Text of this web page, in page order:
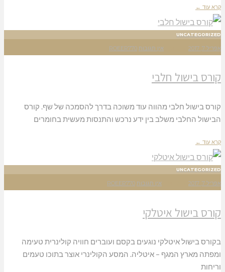
קרא עוד ←
UNCATEGORIZED
אפריל 7, 2017 אין תגובות ROEER770
קורס בישול חלבי
קורס בישול חלבי מהווה עוד משוכה בדרך להסמכה של שף. קורס
הבישול החלבי משלב בין ידע נרכש והתנסות מעשית בחומרים
קרא עוד ←
UNCATEGORIZED
אפריל 7, 2017 אין תגובות ROEER770
קורס בישול איטלקי
בקורס בישול איטלקי נוגעים בקסם ועוברים חוויה קולינרית טעימה
ומפתה מארץ המגף – איטליה. המסע הקולינרי אוצר בתוכו טעמים
וריחות